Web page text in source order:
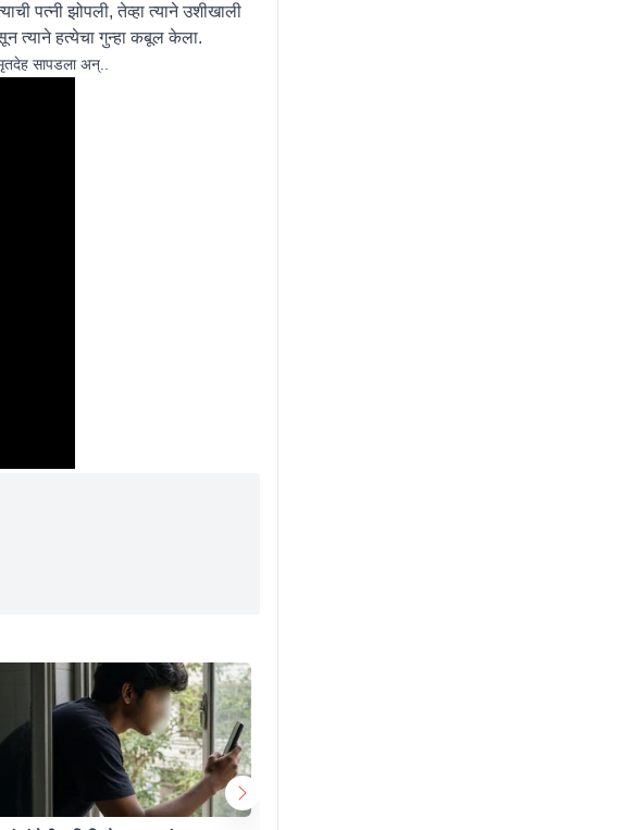
पत्नी झोपली, तेव्हा त्याने उशीखाली
त्याने हत्येचा गुन्हा कबूल केला.
सापडला अन्..